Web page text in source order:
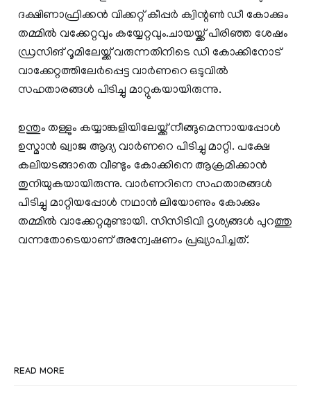
ദക്ഷിണാഫ്രിക്കന്‍ വിക്കറ്റ് കീപ്പര്‍ ക്വിന്റണ്‍ ഡീ കോക്കും
തമ്മില്‍ വക്കേറ്റവും കയ്യേറ്റവും.ചായയ്ക്ക് പിരിഞ്ഞ ശേഷം
ഡ്രസിങ് റൂമിലേയ്ക്ക് വരുന്നതിനിടെ ഡി കോക്കിനോട്
വാക്കേറ്റത്തിലേര്‍പ്പെട്ട വാര്‍ണറെ ഒടുവില്‍
സഹതാരങ്ങള്‍ പിടിച്ചു മാറ്റുകയായിരുന്നു.
ഉന്തും തള്ളും കയ്യാങ്കളിയിലേയ്ക്ക് നീങ്ങുമെന്നായപ്പോള്‍
ഉസ്മാന്‍ ഖ്വാജ ആദ്യ വാര്‍ണറെ പിടിച്ചു മാറ്റി. പക്ഷേ
കലിയടങ്ങാതെ വീണ്ടും കോക്കിനെ ആക്രമിക്കാന്‍
തുനിയുകയായിരുന്നു. വാര്‍ണറിനെ സഹതാരങ്ങള്‍
പിടിച്ചു മാറ്റിയപ്പോള്‍ നഥാന്‍ ലിയോണും കോക്കും
തമ്മില്‍ വാക്കേറ്റമുണ്ടായി. സിസിടിവി ദൃശ്യങ്ങള്‍ പുറത്തു
വന്നതോടെയാണ് അന്വേഷണം പ്രഖ്യാപിച്ചത്.
READ MORE